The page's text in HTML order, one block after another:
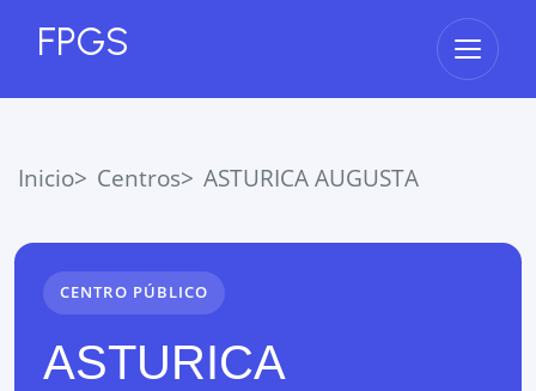
FPGS Abrir
Inicio Centros ASTURICA AUGUSTA
CENTRO PÚBLICO
ASTURICA